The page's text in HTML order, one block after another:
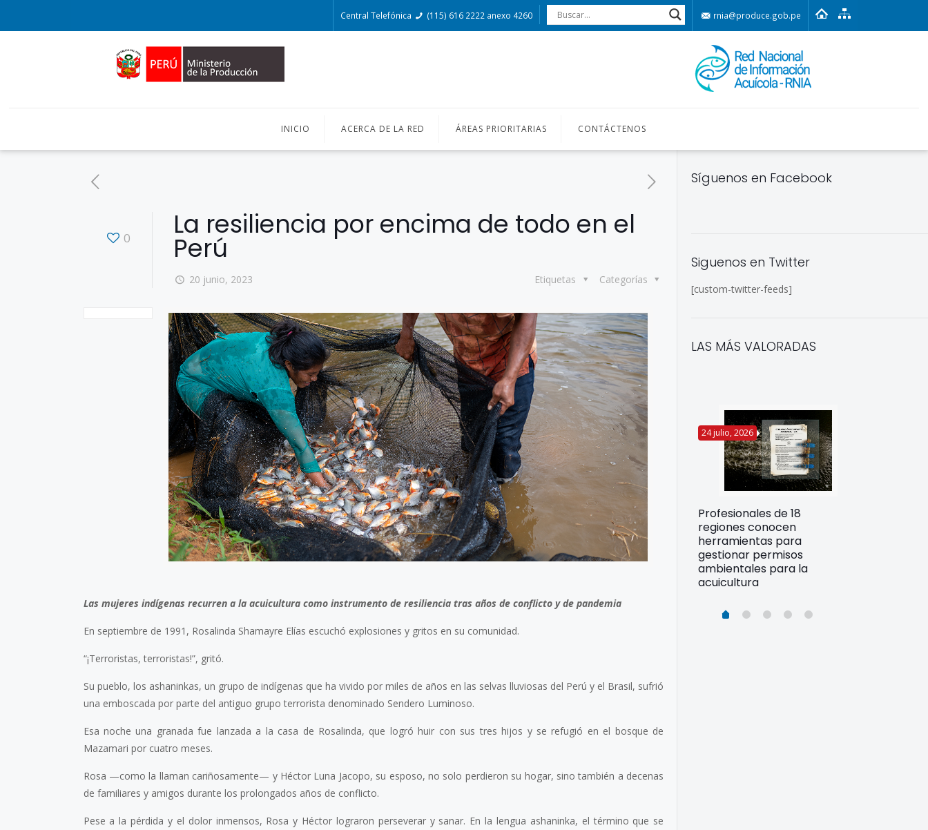
Central Telefónica (115) 616 2222 anexo 4260 rnia@produce.gob.pe
INICIO ACERCA DE LA RED ÁREAS PRIORITARIAS CONTÁCTENOS
0 La resiliencia por encima de todo en el
Perú
20 junio, 2023 Categorías
Etiquetas
Las mujeres indígenas recurren a la acuicultura como instrumento de resiliencia tras años de conflicto y de pandemia
En septiembre de 1991, Rosalinda Shamayre Elías escuchó explosiones y gritos en su comunidad.
“¡Terroristas, terroristas!”, gritó.
Su pueblo, los ashaninkas, un grupo de indígenas que ha vivido por miles de años en las selvas lluviosas del Perú y el Brasil, sufrió
una emboscada por parte del antiguo grupo terrorista denominado Sendero Luminoso.
Esa noche una granada fue lanzada a la casa de Rosalinda, que logró huir con sus tres hijos y se refugió en el bosque de
Mazamari por cuatro meses.
Rosa —como la llaman cariñosamente— y Héctor Luna Jacopo, su esposo, no solo perdieron su hogar, sino también a decenas
de familiares y amigos durante los prolongados años de conflicto.
Pese a la pérdida y el dolor inmensos, Rosa y Héctor lograron perseverar y sanar. En la lengua ashaninka, el término que se
Síguenos en Facebook
Siguenos en Twitter
[custom-twitter-feeds]
LAS MÁS VALORADAS
8 julio, 2026
Más de 30 expertos
generan acuerdos para
lograr acuicultura
sostenible y resiliente en
24 julio, 2026
Profesionales de 18
regiones conocen
herramientas para
gestionar permisos
ambientales para la
acuicultura